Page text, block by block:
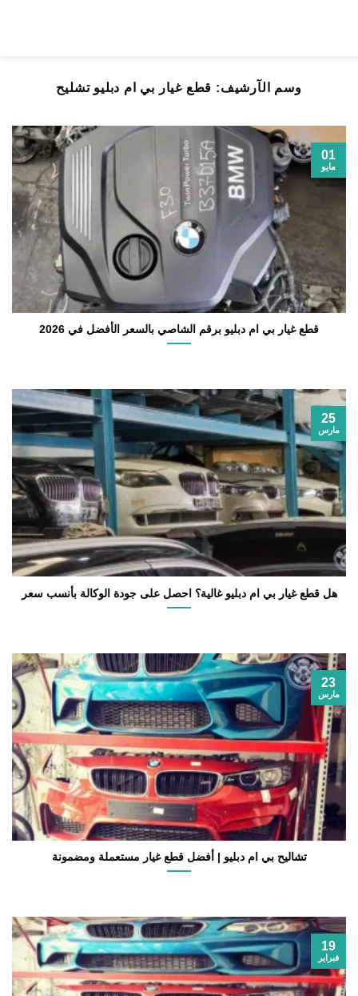
وسم الآرشيف: قطع غيار بي ام دبليو تشليح
قطع غيار بي ام دبليو برقم الشاصي بالسعر الأفضل في 2026
01
مايو
هل قطع غيار بي ام دبليو غالية؟ احصل على جودة الوكالة بأنسب سعر
25
مارس
تشاليح بي ام دبليو | أفضل قطع غيار مستعملة ومضمونة
23
مارس
19
فبراير